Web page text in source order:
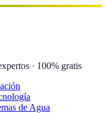
· 100% gratis
de Agua